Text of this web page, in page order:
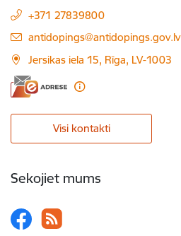
+371 27839800
E-pasts:
antidopings@antidopings.gov.lv
Jersikas iela 15, Rīga, LV-1003
Visi kontakti
Sekojiet mums